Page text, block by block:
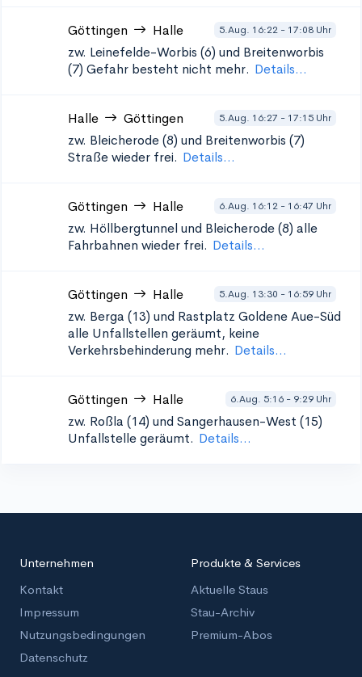
Göttingen Halle 5.Aug. 16:22 - 17:08 Uhr
zw. Leinefelde-Worbis (6) und Breitenworbis
(7) Gefahr besteht nicht mehr. Details...
Halle Göttingen 5.Aug. 16:27 - 17:15 Uhr
zw. Bleicherode (8) und Breitenworbis (7)
Straße wieder frei. Details...
Göttingen Halle 6.Aug. 16:12 - 16:47 Uhr
zw. Höllbergtunnel und Bleicherode (8) alle
Fahrbahnen wieder frei. Details...
Göttingen Halle 5.Aug. 13:30 - 16:59 Uhr
zw. Berga (13) und Rastplatz Goldene Aue-Süd
alle Unfallstellen geräumt, keine
Verkehrsbehinderung mehr. Details...
Göttingen Halle 6.Aug. 5:16 - 9:29 Uhr
zw. Roßla (14) und Sangerhausen-West (15)
Unfallstelle geräumt. Details...
Unternehmen
Kontakt
Impressum
Nutzungsbedingungen
Datenschutz
Produkte & Services
Aktuelle Staus
Stau-Archiv
Premium-Abos